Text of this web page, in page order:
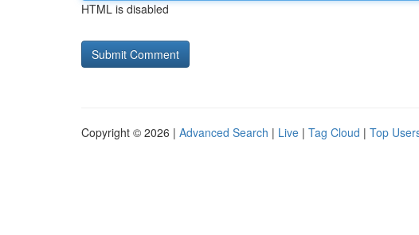
HTML is disabled
Copyright © 2026 | Advanced Search | Live | Tag Cloud | Top